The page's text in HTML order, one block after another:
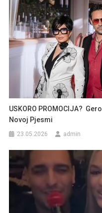
USKORO PROMOCIJA?
Novoj Pjesmi
23.05.2026 admin